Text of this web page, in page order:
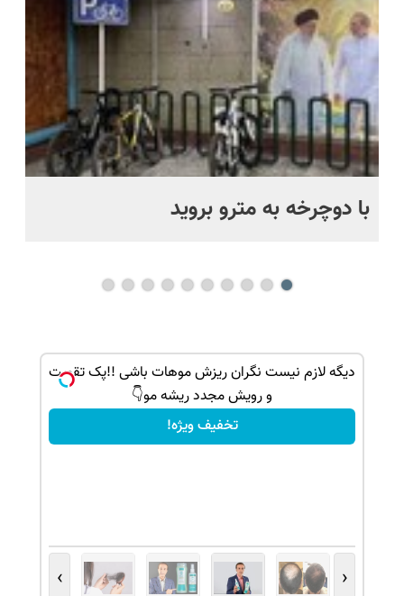
اقساطی😍
📍تهران
با دوچرخه به مترو بروید
دیگه لازم نیست نگران ریزش موهات باشی !!پک تقویت
و رویش مجدد ریشه مو👇
تخفیف ویژه!
‹
›